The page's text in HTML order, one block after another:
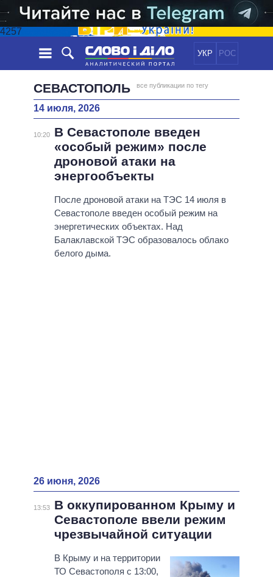
4257
УКР РОС
НОВОСТИ
ЛЕНТА
СОБЫТИЯ
СТАТЬИ
МНЕНИЯ
ОБЗОРЫ
ДАЙДЖЕСТЫ
ЭКОНОМИКА
ОБЩЕСТВО
МИР
ПОЛИТИКИ
ВСЕ ПОЛИТИКИ
ПРЕЗИДЕНТ И ОФИС
ВЕРХОВНАЯ РАДА
КАБИНЕТ МИНИСТРОВ
ГЛАВЫ ОБЛАДМИНИСТРАЦИЙ
МЭРЫ
ИНФОГРАФИКА
ВИДЕО
ПОДДЕРЖАТЬ
СРАВНЕНИЕ ПОЛИТИКОВ
СЕВАСТОПОЛЬ все публикации по тегу
14 июля, 2026
10:20
В Севастополе введен
«особый режим» после
дроновой атаки на
энергообъекты
После дроновой атаки на ТЭС 14 июля в
Севастополе введен особый режим на
энергетических объектах. Над
Балаклавской ТЭС образовалось облако
белого дыма.
26 июня, 2026
13:53
В оккупированном Крыму и
Севастополе ввели режим
чрезвычайной ситуации
В Крыму и на территории
ТО Севастополя с 13:00,